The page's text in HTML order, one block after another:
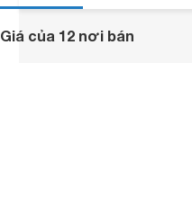
Giá của 12 nơi bán